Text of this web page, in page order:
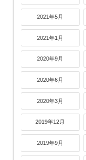
2021年5月
2021年1月
2020年9月
2020年6月
2020年3月
2019年12月
2019年9月